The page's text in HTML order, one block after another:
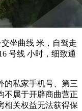
坐曲线 米，自驾走
号线 小时，细致通
私家手机号、第三
不属于开辟商曲营正
相关权益无法获得保